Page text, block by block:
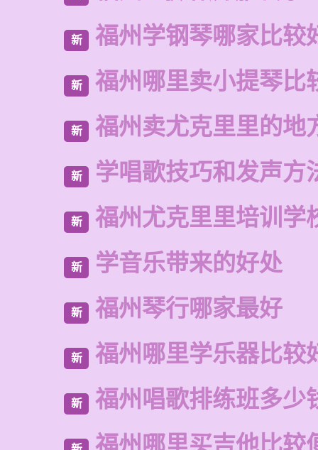
新 福州学钢琴哪家比较
新 福州哪里卖小提琴比
新 福州卖尤克里里的地
新 学唱歌技巧和发声方
新 福州尤克里里培训学
新 学音乐带来的好处
新 福州琴行哪家最好
新 福州哪里学乐器比较
新 福州唱歌排练班多少
福州哪里买吉他比较